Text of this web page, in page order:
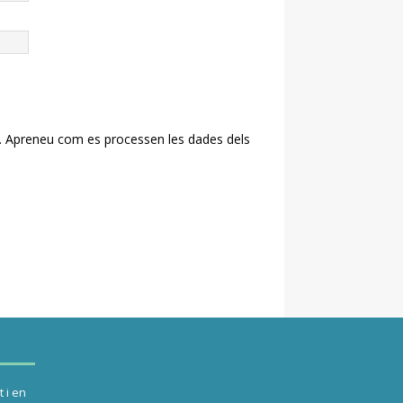
Apreneu com es processen les dades dels
i en